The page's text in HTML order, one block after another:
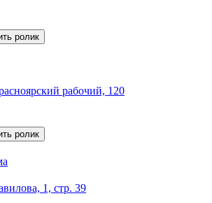
ролик
рабочий, 120
ролик
1, стр. 39